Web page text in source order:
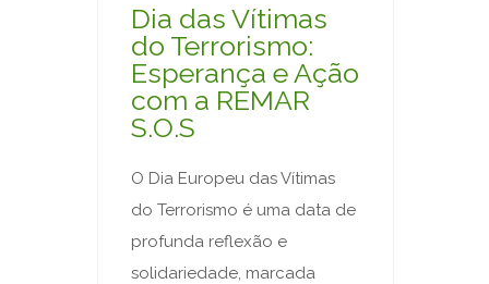
Dia das Vítimas
do Terrorismo:
Esperança e Ação
com a REMAR
S.O.S
O Dia Europeu das Vítimas
do Terrorismo é uma data de
profunda reflexão e
solidariedade, marcada